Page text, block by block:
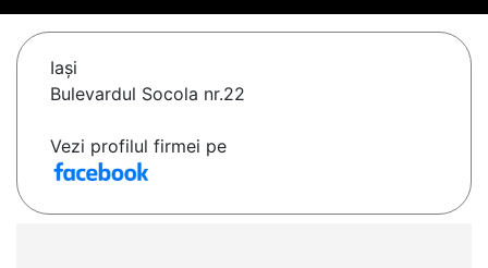
Iaşi
Bulevardul Socola nr.22
Vezi profilul firmei pe